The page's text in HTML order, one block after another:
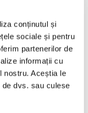
conținutul și
sociale și pentru
partenerilor de
informații cu
nostru. Aceștia le
dvs. sau culese